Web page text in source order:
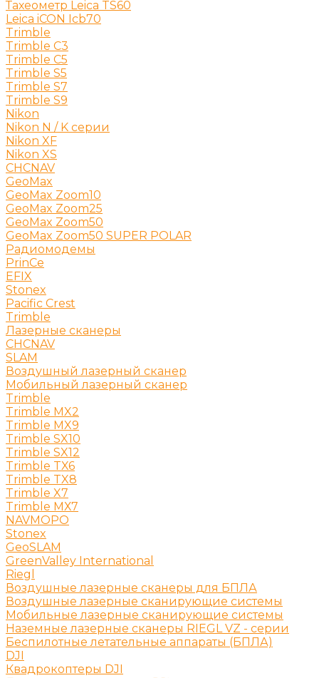
Тахеометр Leica TS60
Leica iCON Icb70
Trimble
Trimble C3
Trimble C5
Trimble S5
Trimble S7
Trimble S9
Nikon
Nikon N / K серии
Nikon XF
Nikon XS
CHCNAV
GeoMax
GeoMax Zoom10
GeoMax Zoom25
GeoMax Zoom50
GeoMax Zoom50 SUPER POLAR
Радиомодемы
PrinCe
EFIX
Stonex
Pacific Crest
Trimble
Лазерные сканеры
CHCNAV
SLAM
Воздушный лазерный сканер
Мобильный лазерный сканер
Trimble
Trimble MX2
Trimble MX9
Trimble SX10
Trimble SX12
Trimble TX6
Trimble TX8
Trimble X7
Trimble МХ7
NAVMOPO
Stonex
GeoSLAM
GreenValley International
Riegl
Воздушные лазерные сканеры для БПЛА
Воздушные лазерные сканирующие системы
Мобильные лазерные сканирующие системы
Наземные лазерные сканеры RIEGL VZ - серии
Беспилотные летательные аппараты (БПЛА)
DJI
Квадрокоптеры DJI